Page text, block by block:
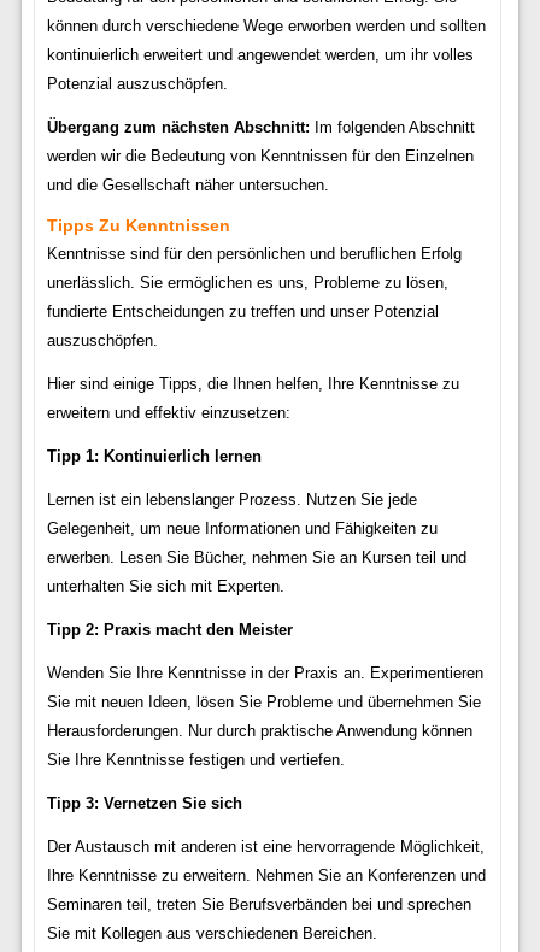
können durch verschiedene Wege erworben werden und sollten
kontinuierlich erweitert und angewendet werden, um ihr volles
Potenzial auszuschöpfen.
Übergang zum nächsten Abschnitt: Im folgenden Abschnitt
werden wir die Bedeutung von Kenntnissen für den Einzelnen
und die Gesellschaft näher untersuchen.
Tipps Zu Kenntnissen
Kenntnisse sind für den persönlichen und beruflichen Erfolg
unerlässlich. Sie ermöglichen es uns, Probleme zu lösen,
fundierte Entscheidungen zu treffen und unser Potenzial
auszuschöpfen.
Hier sind einige Tipps, die Ihnen helfen, Ihre Kenntnisse zu
erweitern und effektiv einzusetzen:
Tipp 1: Kontinuierlich lernen
Lernen ist ein lebenslanger Prozess. Nutzen Sie jede
Gelegenheit, um neue Informationen und Fähigkeiten zu
erwerben. Lesen Sie Bücher, nehmen Sie an Kursen teil und
unterhalten Sie sich mit Experten.
Tipp 2: Praxis macht den Meister
Wenden Sie Ihre Kenntnisse in der Praxis an. Experimentieren
Sie mit neuen Ideen, lösen Sie Probleme und übernehmen Sie
Herausforderungen. Nur durch praktische Anwendung können
Sie Ihre Kenntnisse festigen und vertiefen.
Tipp 3: Vernetzen Sie sich
Der Austausch mit anderen ist eine hervorragende Möglichkeit,
Ihre Kenntnisse zu erweitern. Nehmen Sie an Konferenzen und
Seminaren teil, treten Sie Berufsverbänden bei und sprechen
Sie mit Kollegen aus verschiedenen Bereichen.